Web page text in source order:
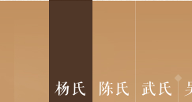
太极拳包含两方面内容，一是太
中、小架，快架，三十二短打等；
杨氏
陈氏
武氏